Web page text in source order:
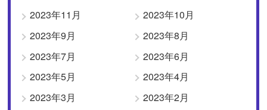
2023年11月
2023年10月
2023年9月
2023年8月
2023年7月
2023年6月
2023年5月
2023年4月
2023年3月
2023年2月